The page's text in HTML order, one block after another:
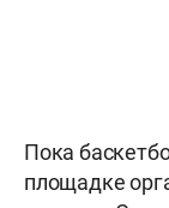
Пока
площадке